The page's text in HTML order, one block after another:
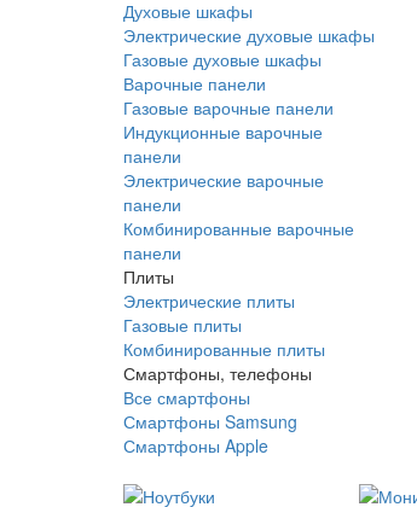
Духовые шкафы
Электрические духовые шкафы
Газовые духовые шкафы
Варочные панели
Газовые варочные панели
Индукционные варочные
панели
Электрические варочные
панели
Комбинированные варочные
панели
Плиты
Электрические плиты
Газовые плиты
Комбинированные плиты
Смартфоны, телефоны
Все смартфоны
Смартфоны Samsung
Смартфоны Apple